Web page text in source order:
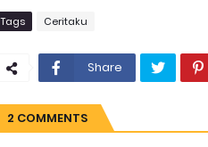
Tags Ceritaku
Share
2 COMMENTS